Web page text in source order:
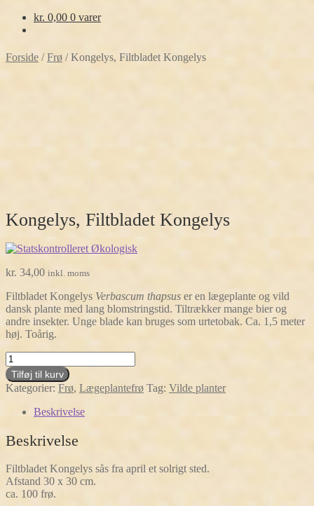
kr. 0,00 0 varer
Forside /Frø /Kongelys, Filtbladet Kongelys
Kongelys, Filtbladet Kongelys
kr. 34,00 inkl. moms
Filtbladet Kongelys Verbascum thapsus er en lægeplante og vild
dansk plante med lang blomstringstid. Tiltrækker mange bier og
andre insekter. Unge blade kan bruges som urtetobak. Ca. 1,5 meter
høj. Toårig.
Kongelys,
Filtbladet
Kongelys
antal
Tilføj til kurv
Kategorier: Frø, Lægeplantefrø Tag: Vilde planter
Beskrivelse
Beskrivelse
Filtbladet Kongelys sås fra april et solrigt sted.
Afstand 30 x 30 cm.
ca. 100 frø.